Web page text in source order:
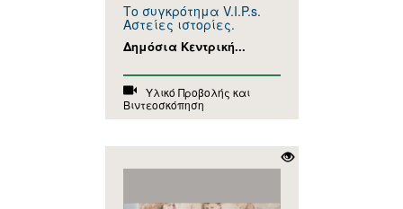
Το συγκρότημα V.I.P.s.
Αστείες ιστορίες.
Δημόσια Κεντρική...
Υλικό Προβολής και
Βιντεοσκόπηση